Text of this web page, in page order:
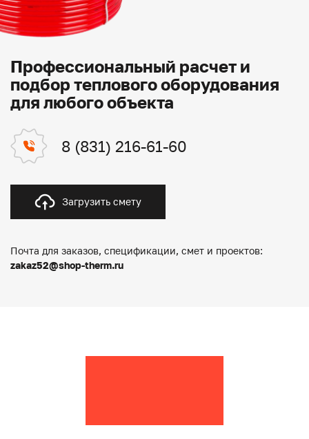
Профессиональный расчет и
подбор теплового оборудования
для любого объекта
8 (831) 216-61-60
Загрузить смету
Почта для заказов, спецификации, смет и проектов:
zakaz52@shop-therm.ru